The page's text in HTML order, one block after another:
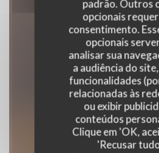
padrão. Outros
opcionais
consentimento.
opcionais
analisar sua
a audiência do
funcionalidades
relacionadas às
ou exibir
conteúdos
Clique em 'OK,
'Recusar
La
|LES